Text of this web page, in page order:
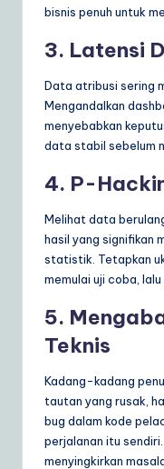
bisnis penuh untuk
3. Latensi
Data atribusi sering
Mengandalkan
menyebabkan
data stabil sebelum
4. P-
Melihat data
hasil yang signifikan
statistik. Tetapkan
memulai uji coba,
5.
Teknis
Kadang-kadang
tautan yang rusak,
bug dalam kode
perjalanan itu
menyingkirkan